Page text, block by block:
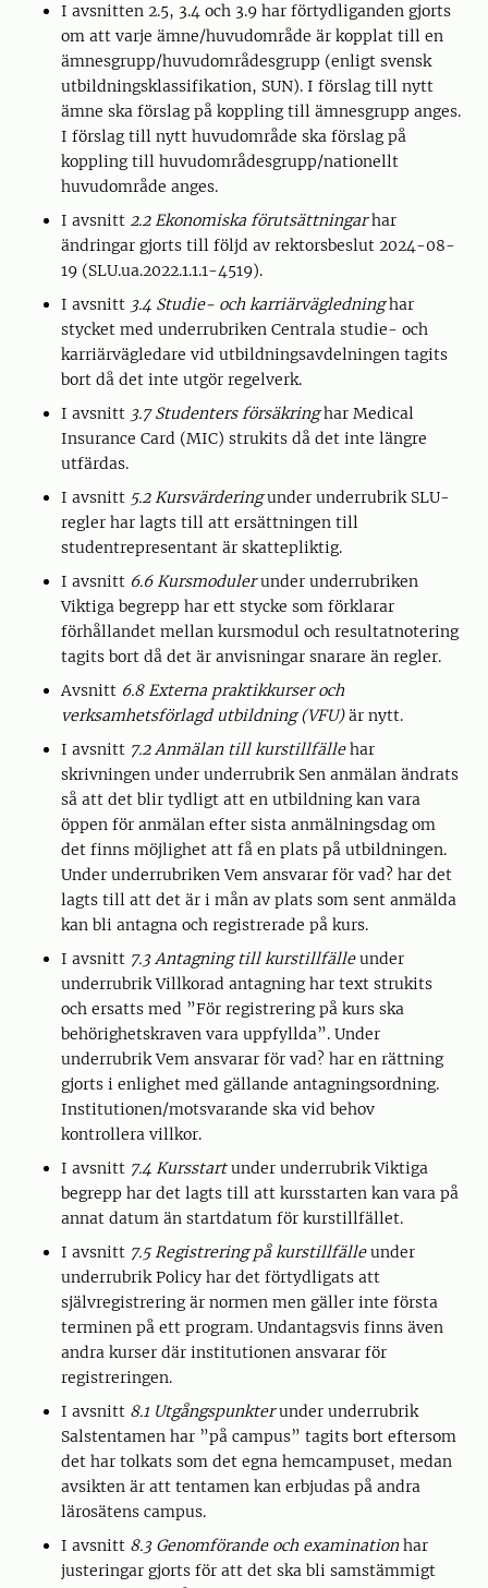
I avsnitten 2.5, 3.4 och 3.9 har förtydliganden gjorts
om att varje ämne/huvudområde är kopplat till en
ämnesgrupp/huvudområdesgrupp (enligt svensk
utbildningsklassifikation, SUN). I förslag till nytt
ämne ska förslag på koppling till ämnesgrupp anges.
I förslag till nytt huvudområde ska förslag på
koppling till huvudområdesgrupp/nationellt
huvudområde anges.
I avsnitt 2.2 Ekonomiska förutsättningarhar
ändringar gjorts till följd av rektorsbeslut 2024-08-
19 (SLU.ua.2022.1.1.1-4519).
I avsnitt 3.4 Studie- och karriärvägledninghar
stycket med underrubriken Centrala studie- och
karriärvägledare vid utbildningsavdelningen tagits
bort då det inte utgör regelverk.
I avsnitt 3.7 Studenters försäkringhar Medical
Insurance Card (MIC) strukits då det inte längre
utfärdas.
I avsnitt 5.2 Kursvärderingunder underrubrik SLU-
regler har lagts till att ersättningen till
studentrepresentant är skattepliktig.
I avsnitt 6.6 Kursmodulerunder underrubriken
Viktiga begrepp har ett stycke som förklarar
förhållandet mellan kursmodul och resultatnotering
tagits bort då det är anvisningar snarare än regler.
Avsnitt 6.8 Externa praktikkurser och
verksamhetsförlagd utbildning (VFU)är nytt.
I avsnitt 7.2 Anmälan till kurstillfällehar
skrivningen under underrubrik Sen anmälan ändrats
så att det blir tydligt att en utbildning kan vara
öppen för anmälan efter sista anmälningsdag om
det finns möjlighet att få en plats på utbildningen.
Under underrubriken Vem ansvarar för vad? har det
lagts till att det är i mån av plats som sent anmälda
kan bli antagna och registrerade på kurs.
I avsnitt 7.3 Antagning till kurstillfälleunder
underrubrik Villkorad antagning har text strukits
och ersatts med ”För registrering på kurs ska
behörighetskraven vara uppfyllda”. Under
underrubrik Vem ansvarar för vad? har en rättning
gjorts i enlighet med gällande antagningsordning.
Institutionen/motsvarande ska vid behov
kontrollera villkor.
I avsnitt 7.4 Kursstartunder underrubrik Viktiga
begrepp har det lagts till att kursstarten kan vara på
annat datum än startdatum för kurstillfället.
I avsnitt 7.5 Registrering på kurstillfälleunder
underrubrik Policy har det förtydligats att
självregistrering är normen men gäller inte första
terminen på ett program. Undantagsvis finns även
andra kurser där institutionen ansvarar för
registreringen.
I avsnitt 8.1 Utgångspunkterunder underrubrik
Salstentamen har ”på campus” tagits bort eftersom
det har tolkats som det egna hemcampuset, medan
avsikten är att tentamen kan erbjudas på andra
lärosätens campus.
I avsnitt 8.3 Genomförande och examinationhar
justeringar gjorts för att det ska bli samstämmigt